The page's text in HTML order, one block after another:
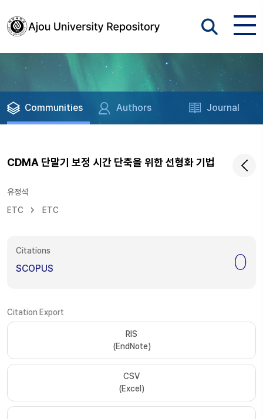
Communities Authors Journal
CDMA 단말기 보정 시간 단축을 위한 선형화 기법
유정석
ETC
ETC
Citations
SCOPUS 0
Citation Export
RIS
(EndNote)
CSV
(Excel)